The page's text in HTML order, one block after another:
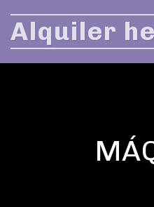
Alquiler